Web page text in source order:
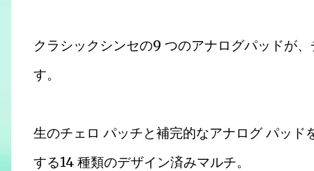
クラシックシンセの9 つのアナログパッドが
す。
生のチェロ パッチと補完的なアナログ パッ
する14 種類のデザイン済みマルチ。